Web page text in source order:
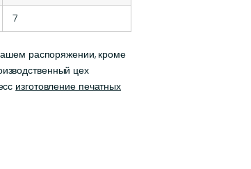
7
распоряжении, кроме
цех
изготовление печатных